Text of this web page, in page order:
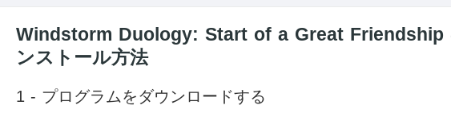
Windstorm Duology: Start of a Great Friendship
ンストール方法
1 - プログラムをダウンロードする